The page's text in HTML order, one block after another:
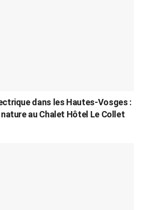
dans les Hautes-Vosges :
au Chalet Hôtel Le Collet